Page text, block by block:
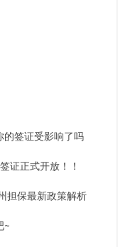
的签证受影响了吗
证正式开放！！
担保最新政策解析
~